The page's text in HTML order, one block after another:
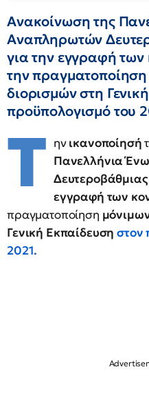
Ανακοίνωση της
Αναπληρωτών
για την εγγραφή των
την
διορισμών στη
προϋπολογισμό του
Τ ηνικανοποίησή
Πανελλήνια
εγγραφή των
πραγματοποίηση
Γενική Εκπαίδευση στον
2021.